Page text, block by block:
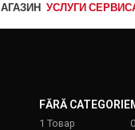
УСЛУГИ
FĂRĂ CATEGORIE
1 Товар